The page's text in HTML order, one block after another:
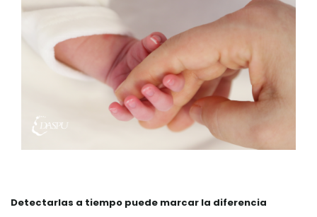
Detectarlas a tiempo puede marcar la diferencia